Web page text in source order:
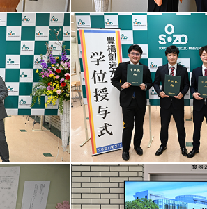
ゼミ担当と記念撮影
学位記を手に記念撮影